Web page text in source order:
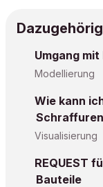
Umgang
Modellierung
Wie kann
Visualisierung
REQUEST
Bauteile